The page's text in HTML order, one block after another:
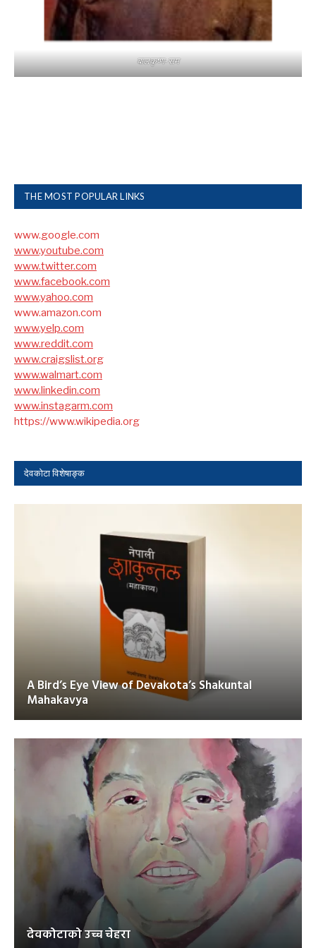
बालकृष्ण-सम
THE MOST POPULAR LINKS
www.google.com
www.youtube.com
www.twitter.com
www.facebook.com
www.yahoo.com
www.amazon.com
www.yelp.com
www.reddit.com
www.craigslist.org
www.walmart.com
www.linkedin.com
www.instagarm.com
https://www.wikipedia.org
देवकोटा विशेषाङ्क
A Bird’s Eye View of Devakota’s Shakuntal
Mahakavya
देवकोटाको उच्च चेहरा